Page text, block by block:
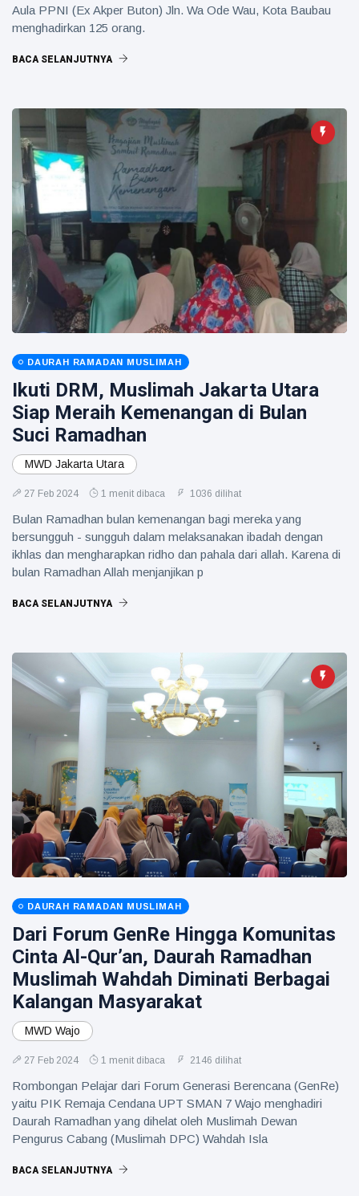
Aula PPNI (Ex Akper Buton) Jln. Wa Ode Wau, Kota Baubau
menghadirkan 125 orang.
BACA SELANJUTNYA
DAURAH RAMADAN MUSLIMAH
Ikuti DRM, Muslimah Jakarta Utara
Siap Meraih Kemenangan di Bulan
Suci Ramadhan
MWD Jakarta Utara
27 Feb 2024 1 menit dibaca 1036 dilihat
Bulan Ramadhan bulan kemenangan bagi mereka yang
bersungguh - sungguh dalam melaksanakan ibadah dengan
ikhlas dan mengharapkan ridho dan pahala dari allah. Karena di
bulan Ramadhan Allah menjanjikan p
BACA SELANJUTNYA
DAURAH RAMADAN MUSLIMAH
Dari Forum GenRe Hingga Komunitas
Cinta Al-Qur’an, Daurah Ramadhan
Muslimah Wahdah Diminati Berbagai
Kalangan Masyarakat
MWD Wajo
27 Feb 2024 1 menit dibaca 2146 dilihat
Rombongan Pelajar dari Forum Generasi Berencana (GenRe)
yaitu PIK Remaja Cendana UPT SMAN 7 Wajo menghadiri
Daurah Ramadhan yang dihelat oleh Muslimah Dewan
Pengurus Cabang (Muslimah DPC) Wahdah Isla
BACA SELANJUTNYA